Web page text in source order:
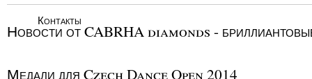
Контакты
Новости от CABRHA diamonds -
Медали для Czech Dance Open 2014